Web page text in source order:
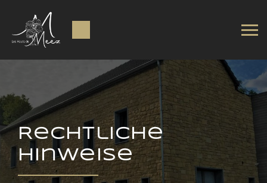
Rechtliche
Hinweise